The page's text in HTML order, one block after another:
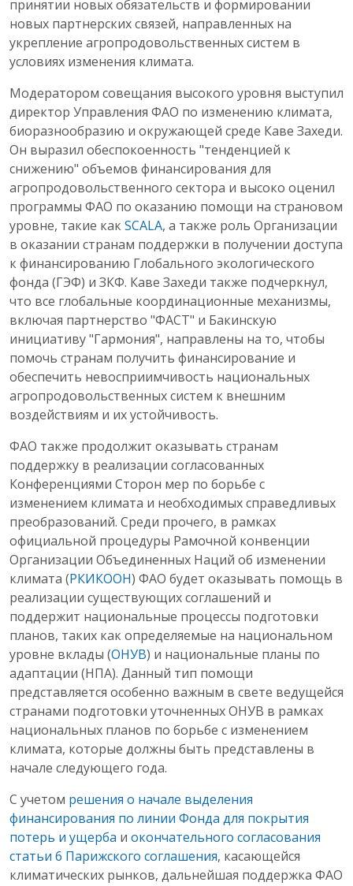
принятии новых обязательств и формировании
новых партнерских связей, направленных на
укрепление агропродовольственных систем в
условиях изменения климата.
Модератором совещания высокого уровня выступил
директор Управления ФАО по изменению климата,
биоразнообразию и окружающей среде Каве Захеди.
Он выразил обеспокоенность "тенденцией к
снижению" объемов финансирования для
агропродовольственного сектора и высоко оценил
программы ФАО по оказанию помощи на страновом
уровне, такие какSCALA, а также роль Организации
в оказании странам поддержки в получении доступа
к финансированию Глобального экологического
фонда (ГЭФ) и ЗКФ. Каве Захеди также подчеркнул,
что все глобальные координационные механизмы,
включая партнерство "ФАСТ" и Бакинскую
инициативу "Гармония", направлены на то, чтобы
помочь странам получить финансирование и
обеспечить невосприимчивость национальных
агропродовольственных систем к внешним
воздействиям и их устойчивость.
ФАО также продолжит оказывать странам
поддержку в реализации согласованных
Конференциями Сторон мер по борьбе с
изменением климата и необходимых справедливых
преобразований. Среди прочего, в рамках
официальной процедуры Рамочной конвенции
Организации Объединенных Наций об изменении
климата (РКИКООН) ФАО будет оказывать помощь в
реализации существующих соглашений и
поддержит национальные процессы подготовки
планов, таких как определяемые на национальном
уровне вклады (ОНУВ) и национальные планы по
адаптации (НПА). Данный тип помощи
представляется особенно важным в свете ведущейся
странами подготовки уточненных ОНУВ в рамках
национальных планов по борьбе с изменением
климата, которые должны быть представлены в
начале следующего года.
С учетом решения о начале выделения
финансирования по линии Фонда для покрытия
потерь и ущерба и окончательного согласования
статьи 6 Парижского соглашения, касающейся
климатических рынков, дальнейшая поддержка ФАО